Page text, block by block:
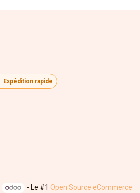
Expédition rapide
- Le #1 Open Source eCommerce